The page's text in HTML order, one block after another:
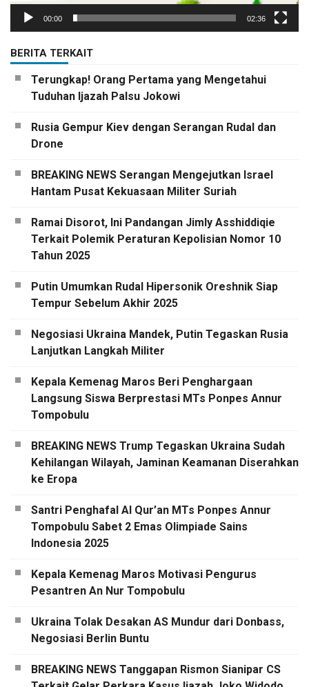
00:00 02:36
BERITA TERKAIT
Terungkap! Orang Pertama yang Mengetahui
Tuduhan Ijazah Palsu Jokowi
Rusia Gempur Kiev dengan Serangan Rudal dan
Drone
BREAKING NEWS Serangan Mengejutkan Israel
Hantam Pusat Kekuasaan Militer Suriah
Ramai Disorot, Ini Pandangan Jimly Asshiddiqie
Terkait Polemik Peraturan Kepolisian Nomor 10
Tahun 2025
Putin Umumkan Rudal Hipersonik Oreshnik Siap
Tempur Sebelum Akhir 2025
Negosiasi Ukraina Mandek, Putin Tegaskan Rusia
Lanjutkan Langkah Militer
Kepala Kemenag Maros Beri Penghargaan
Langsung Siswa Berprestasi MTs Ponpes Annur
Tompobulu
BREAKING NEWS Trump Tegaskan Ukraina Sudah
Kehilangan Wilayah, Jaminan Keamanan Diserahkan
ke Eropa
Santri Penghafal Al Qur’an MTs Ponpes Annur
Tompobulu Sabet 2 Emas Olimpiade Sains
Indonesia 2025
Kepala Kemenag Maros Motivasi Pengurus
Pesantren An Nur Tompobulu
Ukraina Tolak Desakan AS Mundur dari Donbass,
Negosiasi Berlin Buntu
BREAKING NEWS Tanggapan Rismon Sianipar CS